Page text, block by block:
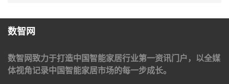
数智网
数智网致力于打造中国智能家居行业第一资讯门户，以全媒
体视角记录中国智能家居市场的每一步成长。